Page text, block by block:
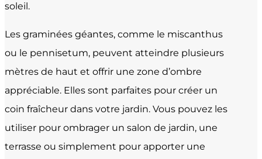
soleil.
Les graminées géantes, comme le miscanthus
ou le pennisetum, peuvent atteindre plusieurs
mètres de haut et offrir une zone d’ombre
appréciable. Elles sont parfaites pour créer un
coin fraîcheur dans votre jardin. Vous pouvez les
utiliser pour ombrager un salon de jardin, une
terrasse ou simplement pour apporter une